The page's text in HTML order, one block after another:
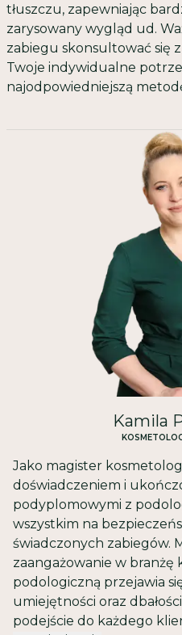
Używamy plików cookie, aby
wyświetlać reklamy lub treści
użytkowników oraz analizować
„Akceptuj wszystkie” oznacza
plików cookie.
AKCEPTUJ
ODRZUĆ
tłuszczu, zapewniając
zarysowany wygląd ud.
zabiegu skonsultować się
Twoje indywidualne
najodpowiedniejszą
Kamila
Jako magister
doświadczeniem i
podyplomowymi z
wszystkim na
świadczonych zabiegów.
zaangażowanie w branżę
podologiczną przejawia
umiejętności oraz
podejście do każdego